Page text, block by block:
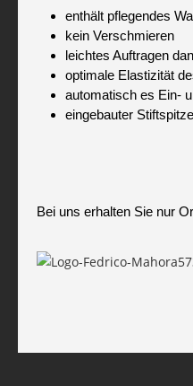
enthält pflegendes
kein Verschmieren
leichtes Auftragen
optimale Elastizität
automatisch es Ein-
eingebauter
Bei uns erhalten Sie nur